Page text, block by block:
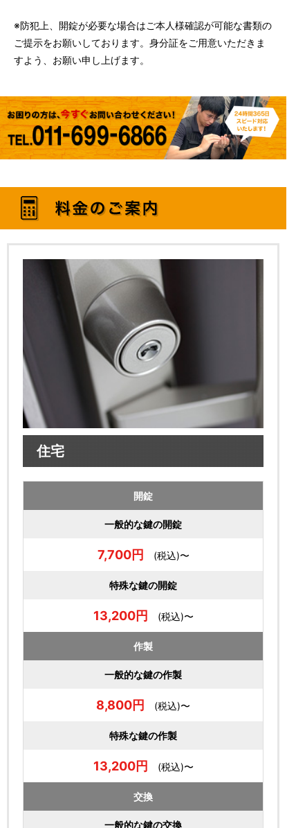
※防犯上、開錠が必要な場合はご本人様確認が可能な書類の
ご提示をお願いしております。身分証をご用意いただきま
すよう、お願い申し上げます。
住宅
開錠
一般的な鍵の開錠
7,700円 (税込)〜
特殊な鍵の開錠
13,200円 (税込)〜
作製
一般的な鍵の作製
8,800円 (税込)〜
特殊な鍵の作製
13,200円 (税込)〜
交換
一般的な鍵の交換